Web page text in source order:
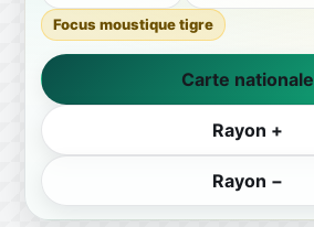
Focus moustique tigre
Carte nationale
Rayon +
Rayon −